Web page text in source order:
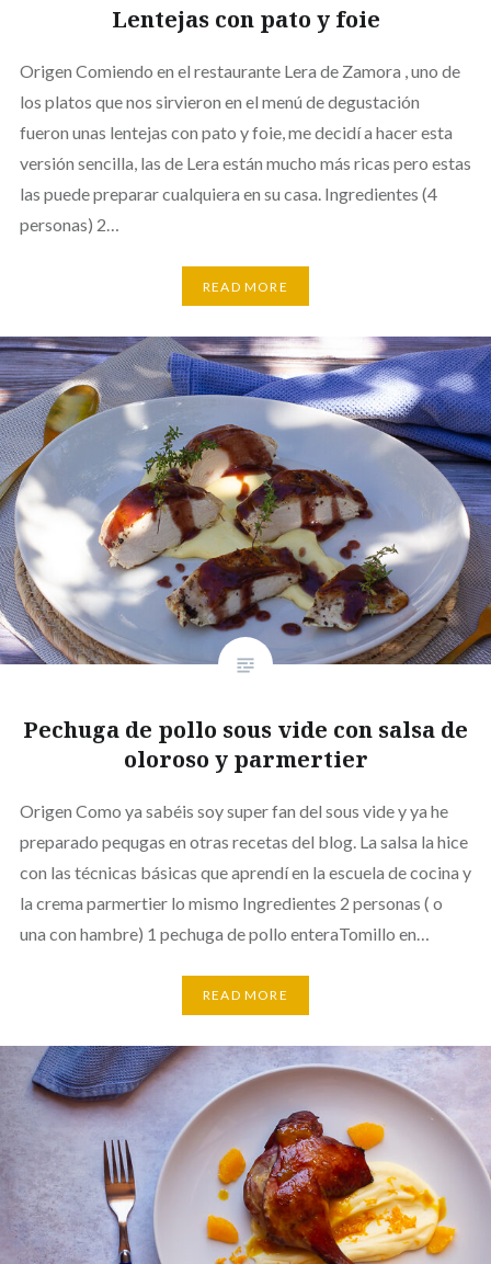
Lentejas con pato y foie
Origen Comiendo en el restaurante Lera de Zamora , uno de
los platos que nos sirvieron en el menú de degustación
fueron unas lentejas con pato y foie, me decidí a hacer esta
versión sencilla, las de Lera están mucho más ricas pero estas
las puede preparar cualquiera en su casa. Ingredientes (4
personas) 2…
READ MORE
Pechuga de pollo sous vide con salsa de
oloroso y parmertier
Origen Como ya sabéis soy super fan del sous vide y ya he
preparado pequgas en otras recetas del blog. La salsa la hice
con las técnicas básicas que aprendí en la escuela de cocina y
la crema parmertier lo mismo Ingredientes 2 personas ( o
una con hambre) 1 pechuga de pollo enteraTomillo en…
READ MORE